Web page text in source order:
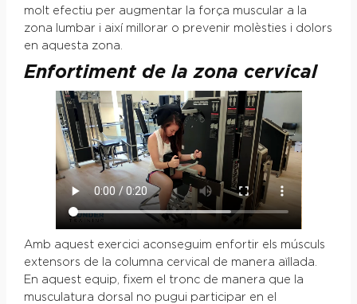
molt efectiu per augmentar la força muscular a la
zona lumbar i així millorar o prevenir molèsties i dolors
en aquesta zona.
Enfortiment de la zona cervical
Amb aquest exercici aconseguim enfortir els músculs
extensors de la columna cervical de manera aïllada.
En aquest equip, fixem el tronc de manera que la
musculatura dorsal no pugui participar en el